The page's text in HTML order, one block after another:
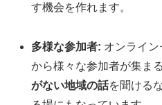
す機会を作れます。
多様な参加者: オンライ
から様々な参加者が集まる
がない地域の話を聞ける